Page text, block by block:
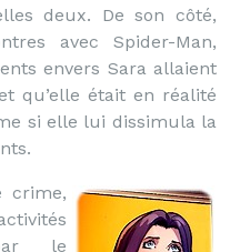
deux. De son côté,
avec Spider-Man,
envers Sara allaient
qu’elle était en réalité
si elle lui dissimula la
crime,
le